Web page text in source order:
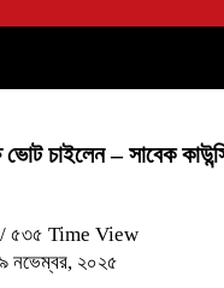
ভোট চাইলেন – সাবেক
/ ৫৩৫ Time View
নভেম্বর, ২০২৫